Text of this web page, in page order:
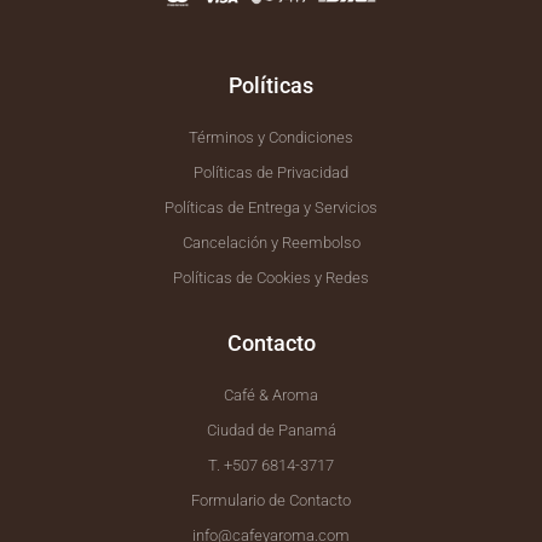
Políticas
Términos y Condiciones
Políticas de Privacidad
Políticas de Entrega y Servicios
Cancelación y Reembolso
Políticas de Cookies y Redes
Contacto
Café & Aroma
Ciudad de Panamá
T. +507 6814-3717
Formulario de Contacto
info@cafeyaroma.com